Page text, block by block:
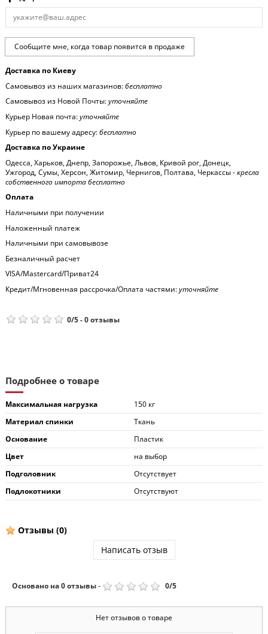
Доставка по Киеву
Самовывоз из наших магазинов:бесплатно
Самовывоз из Новой Почты:уточняйте
Курьер Новая почта:уточняйте
Курьер по вашему адресу:бесплатно
Доставка по Украине
Одесса, Харьков, Днепр, Запорожье, Львов, Кривой рог, Донецк,
Ужгород, Сумы, Херсон, Житомир, Чернигов, Полтава, Черкассы -кресла
собственного импорта бесплатно
Оплата
Наличными при получении
Наложенный платеж
Наличными при самовывозе
Безналичный расчет
VISA/Mastercard/Приват24
Кредит/Мгновенная рассрочка/Оплата частями:уточняйте
0/5-0отзывы
Подробнее о товаре
Максимальная нагрузка
150 кг
Материал спинки
Ткань
Основание
Пластик
Цвет
на выбор
Подголовник
Отсутствует
Подлокотники
Отсутствуют
Отзывы (0)
Написать отзыв
Основано на0отзывы- 0/5
Нет отзывов о товаре